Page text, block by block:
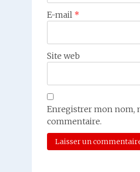
E-mail *
Site web
Enregistrer mon nom,
commentaire.